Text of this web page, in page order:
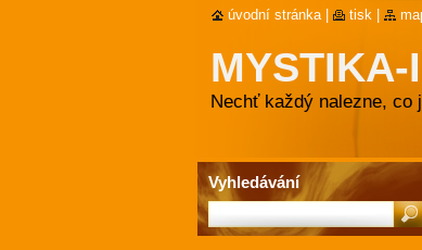
MYSTIKA-
Nechť každý nalezne, co
Vyhledávání
úvodní stránka tisk